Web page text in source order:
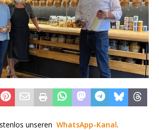
unseren WhatsApp-Kanal.